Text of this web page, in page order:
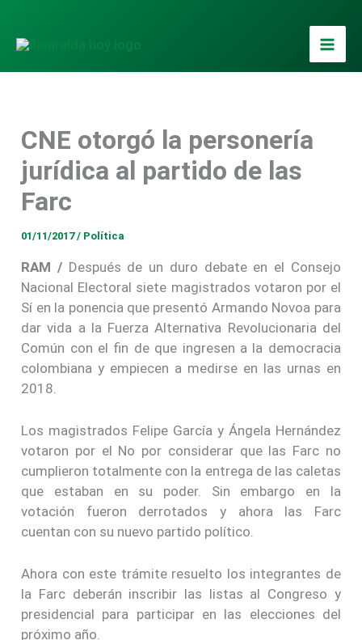
contenido
CNE otorgó la personería
jurídica al partido de las
Farc
01/11/2017/ Política
RAM /Después de un duro debate en el Consejo
Nacional Electoral siete magistrados votaron por el
Sí en la ponencia que presentó Armando Novoa para
dar vida a la Fuerza Alternativa Revolucionaria del
Común con el fin de que ingresen a la democracia
colombiana y empiecen a medirse en las urnas en
2018.
Los magistrados Felipe García y Ángela Hernández
votaron por el No por considerar que las Farc no
cumplieron totalmente con la entrega de las caletas
que estaban en su poder. Sin embargo en la
votación fueron derrotados y ahora las Farc
cuentan con su nuevo partido político.
Ahora con este trámite resuelto los integrantes de
la Farc deberán inscribir las listas al Congreso y
presidencial para participar en las elecciones del
próximo año.